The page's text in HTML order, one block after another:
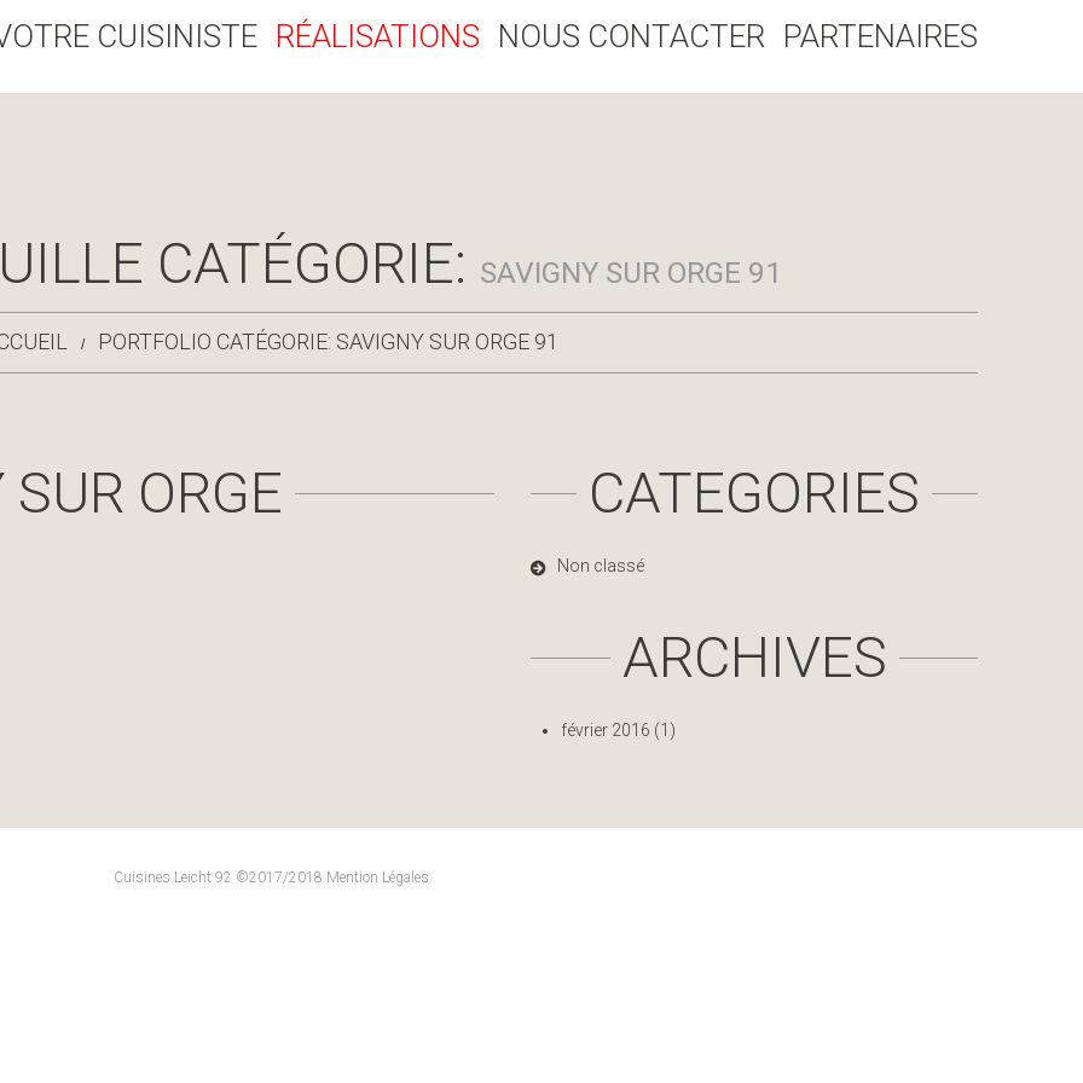
CUISINISTE RÉALISATIONS NOUS CONTACTER PARTENAIRES
CATÉGORIE: SAVIGNY SUR ORGE 91
PORTFOLIO CATÉGORIE: SAVIGNY SUR ORGE 91
ORGE CATEGORIES
Non classé
ARCHIVES
février 2016 (1)
Cuisines Leicht 92 ©2017/2018 Mention Légales